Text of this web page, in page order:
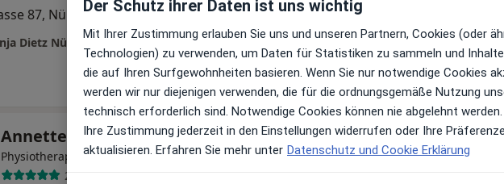
Großreuther Strasse 87, Nürnberg •
Zu Google
Dietz Nürnberg
Annette Sommer
Physiotherapeutin, Osteopathin
29 Bewertungen
Heute
7 Aug
Morgen
8 Aug
So,
9 Aug
Mo,
10 Aug
Der Schutz ihrer Daten ist uns wichtig
Mit Ihrer Zustimmung erlauben Sie uns und unseren Partnern, Cookies (oder
Technologien) zu verwenden, um Daten für Statistiken zu sammeln und
die auf Ihren Surfgewohnheiten basieren. Wenn Sie nur notwendige Cookies
werden wir nur diejenigen verwenden, die für die ordnungsgemäße Nutzung
technisch erforderlich sind. Notwendige Cookies können nie abgelehnt werden.
Ihre Zustimmung jederzeit in den Einstellungen widerrufen oder Ihre
aktualisieren. Erfahren Sie mehr unter Datenschutz und Cookie Erklärung